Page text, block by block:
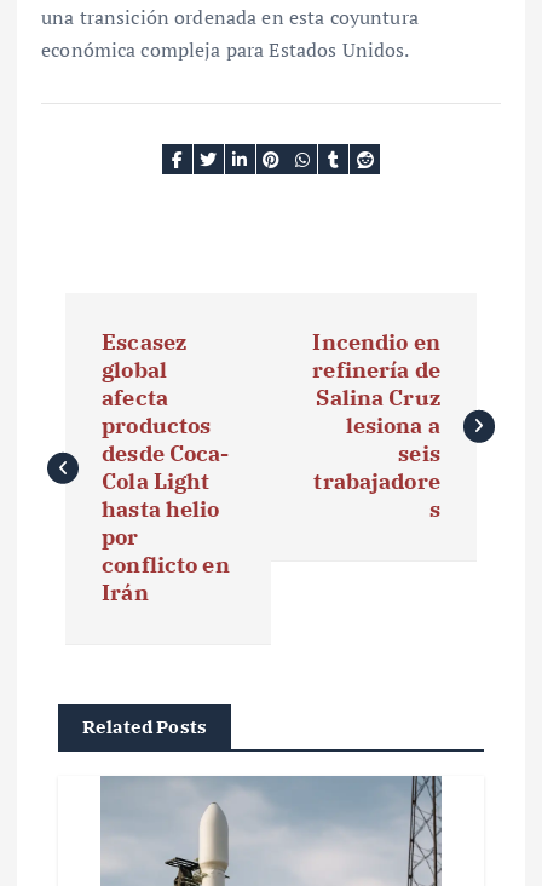
una transición ordenada en esta coyuntura
económica compleja para Estados Unidos.
e
ó
n
Escasez
global
afecta
productos
desde Coca-
Cola Light
hasta helio
por
conflicto en
Irán
Incendio en
refinería de
Salina Cruz
lesiona a
seis
trabajadore
s
Related Posts